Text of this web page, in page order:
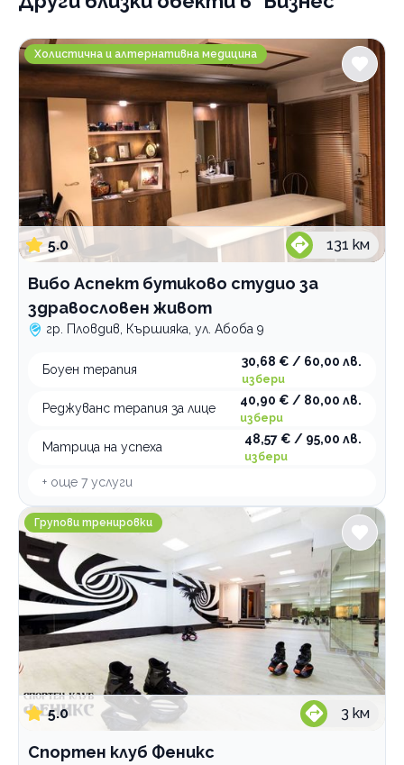
Вибо Аспект бутиково студио за здравословен
Холистична и алтернативна медицина
5.0 131 км
Вибо Аспект бутиково студио за
здравословен живот
гр. Пловдив, Кършияка, ул. Абоба 9
Боуен терапия
30,68 € / 60,00 лв.
избери
Реджуванс терапия за лице
40,90 € / 80,00 лв.
избери
Матрица на успеха
48,57 € / 95,00 лв.
избери
+ още 7 услуги
Спортен клуб Феникс
Групови тренировки
5.0 3 км
Спортен клуб Феникс
Зали за събития
Професионални консултации
По домовете